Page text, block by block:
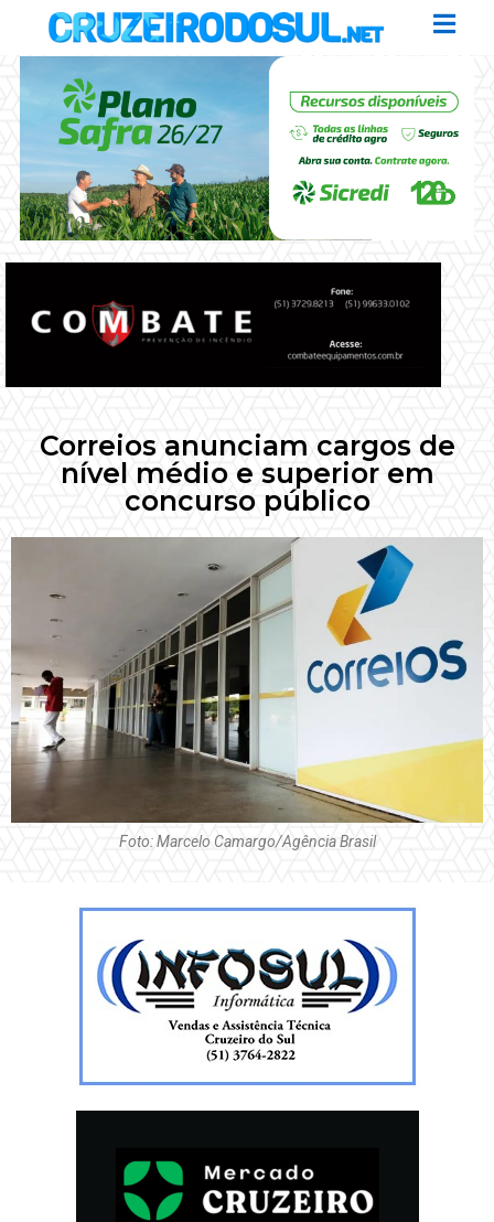
Correios anunciam cargos de
nível médio e superior em
concurso público
Foto: Marcelo Camargo/Agência Brasil